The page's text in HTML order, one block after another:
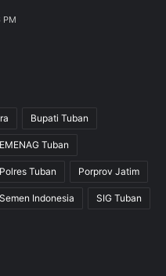
PM
Bupati Tuban
Tuban
Polres Tuban Porprov Jatim
Semen Indonesia SIG Tuban